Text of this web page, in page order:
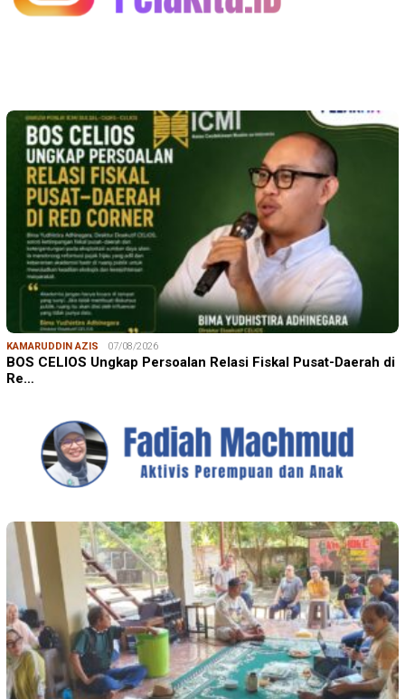
KAMARUDDIN AZIS 07/08/2026
BOS CELIOS Ungkap Persoalan Relasi Fiskal Pusat-Daerah di
Re…